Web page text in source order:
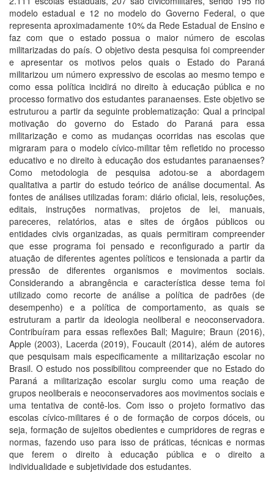
modelo estadual e 12 no modelo do Governo Federal, o que
representa aproximadamente 10% da Rede Estadual de Ensino e
faz com que o estado possua o maior número de escolas
militarizadas do país. O objetivo desta pesquisa foi compreender
e apresentar os motivos pelos quais o Estado do Paraná
militarizou um número expressivo de escolas ao mesmo tempo e
como essa política incidirá no direito à educação pública e no
processo formativo dos estudantes paranaenses. Este objetivo se
estruturou a partir da seguinte problematização: Qual a principal
motivação do governo do Estado do Paraná para essa
militarização e como as mudanças ocorridas nas escolas que
migraram para o modelo cívico-militar têm refletido no processo
educativo e no direito à educação dos estudantes paranaenses?
Como metodologia de pesquisa adotou-se a abordagem
qualitativa a partir do estudo teórico de análise documental. As
fontes de análises utilizadas foram: diário oficial, leis, resoluções,
editais, instruções normativas, projetos de lei, manuais,
pareceres, relatórios, atas e sites de órgãos públicos ou
entidades civis organizadas, as quais permitiram compreender
que esse programa foi pensado e reconfigurado a partir da
atuação de diferentes agentes políticos e tensionada a partir da
pressão de diferentes organismos e movimentos sociais.
Considerando a abrangência e característica desse tema foi
utilizado como recorte de análise a política de padrões (de
desempenho) e a política de comportamento, as quais se
estruturam a partir da ideologia neoliberal e neoconservadora.
Contribuíram para essas reflexões Ball; Maguire; Braun (2016),
Apple (2003), Lacerda (2019), Foucault (2014), além de autores
que pesquisam mais especificamente a militarização escolar no
Brasil. O estudo nos possibilitou compreender que no Estado do
Paraná a militarização escolar surgiu como uma reação de
grupos neoliberais e neoconservadores aos movimentos sociais e
uma tentativa de contê-los. Com isso o projeto formativo das
escolas cívico-militares é o de formação de corpos dóceis, ou
seja, formação de sujeitos obedientes e cumpridores de regras e
normas, fazendo uso para isso de práticas, técnicas e normas
que ferem o direito à educação pública e o direito a
individualidade e subjetividade dos estudantes.